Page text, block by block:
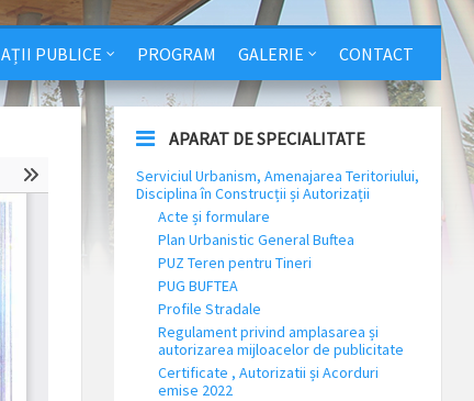
PUBLICE PROGRAM GALERIE CONTACT
APARAT DE SPECIALITATE
Serviciul Urbanism, Amenajarea Teritoriului,
Disciplina în Construcții și Autorizații
Acte și formulare
Plan Urbanistic General Buftea
PUZ Teren pentru Tineri
PUG BUFTEA
Profile Stradale
Regulament privind amplasarea și
autorizarea mijloacelor de publicitate
Certificate , Autorizatii și Acorduri
emise 2022